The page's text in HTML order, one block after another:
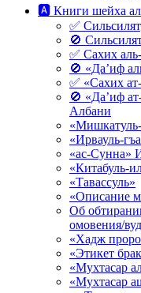
🅰 Книги шейха
✅
🚫
✅ Сахих
🚫 «Да’иф
✅ «Сахих
🚫 «Да’иф
Албани
«Ирвауль-
«ас-Сунна»
«Китабуль-
«Тавассуль»
«Описание
Об
омовения/
«Хадж
«Этикет
«Мухтасар
«Мухтасар